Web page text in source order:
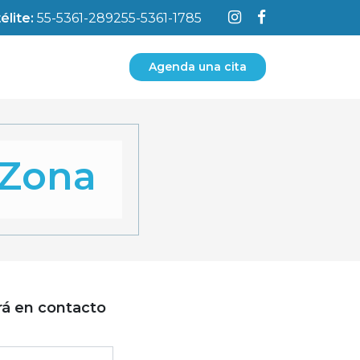
55-5361-289255-5361-1785
Agenda una cita
en contacto